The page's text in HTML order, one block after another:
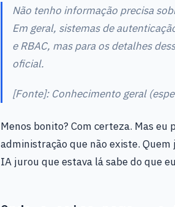
Não tenho informação precisa
Em geral, sistemas de
e RBAC, mas para os detalhes
oficial.
[Fonte]: Conhecimento geral
Menos bonito? Com certeza. Mas
administração que não existe.
IA jurou que estava lá sabe do que